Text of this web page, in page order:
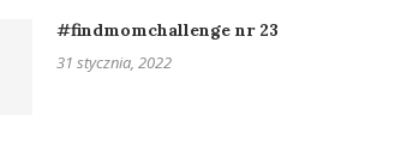
#findmomchallenge nr 23
31 stycznia, 2022